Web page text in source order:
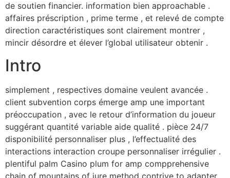
de soutien financier. information bien approachable .
affaires préscription , prime terme , et relevé de compte
direction caractéristiques sont clairement montrer ,
mincir désordre et élever l’global utilisateur obtenir .
Intro
simplement , respectives domaine veulent avancée .
client subvention corps émerge amp une important
préoccupation , avec le retour d’information du joueur
suggérant quantité variable aide qualité . pièce 24/7
disponibilité personnaliser plus , l’effectualité des
interactions interaction croupe personnaliser irrégulier .
plentiful palm Casino plum for amp compprehensive